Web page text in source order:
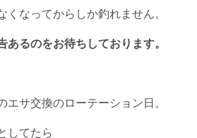
なってからしか釣れません。
るのをお待ちしております。
サ交換のローテーション日。
してたら